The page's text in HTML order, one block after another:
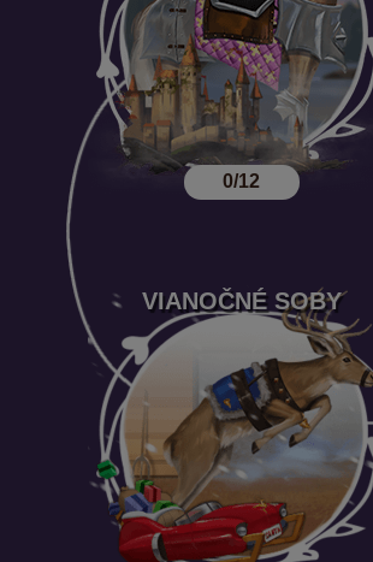
0/12
VIANOČNÉ SOBY